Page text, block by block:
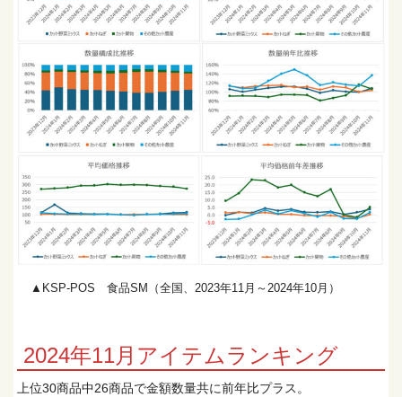
▲KSP-POS 食品SM（全国、2023年11月～2024年10月）
2024年11月アイテムランキング
上位30商品中26商品で金額数量共に前年比プラス。